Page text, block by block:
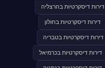
דירות דיסקרטיות בהרצליה
דירות דיסקרטיות בחולון
דירות דיסקרטיות בטבריה
דירות דיסקרטיות בכרמיאל